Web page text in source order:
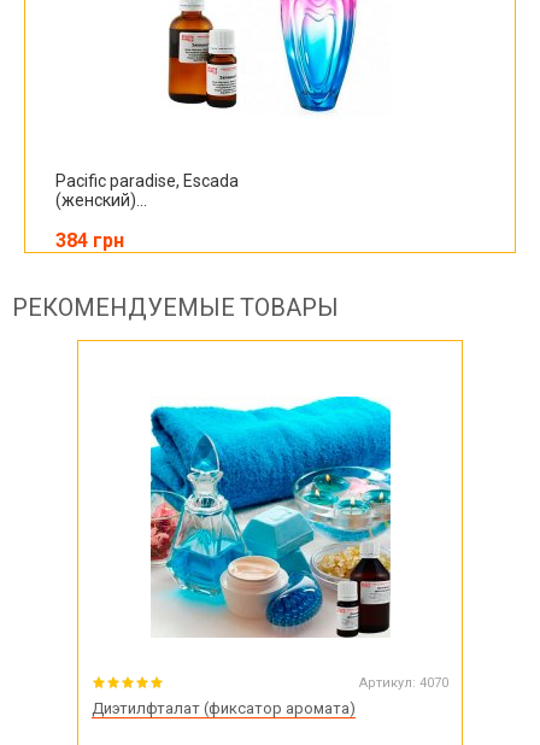
Pacific paradise, Escada
(женский)...
384 грн
РЕКОМЕНДУЕМЫЕ ТОВАРЫ
Артикул: 4070
Диэтилфталат (фиксатор аромата)